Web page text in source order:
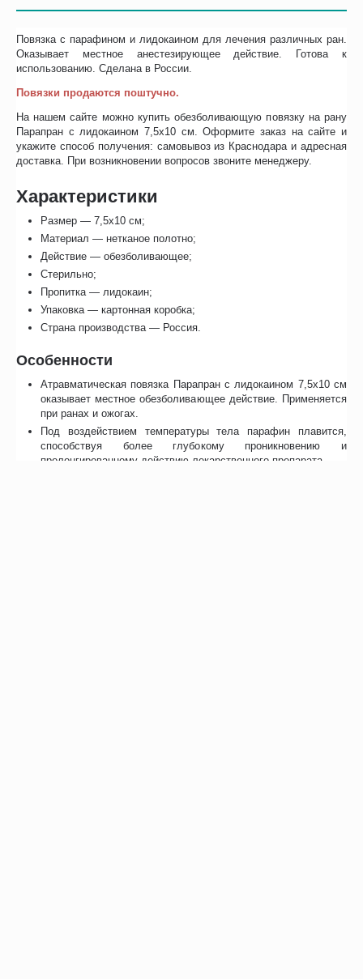
Повязка с парафином и лидокаином для лечения различных ран.
Оказывает местное анестезирующее действие. Готова к
использованию. Сделана в России.
Повязки продаются поштучно.
На нашем сайте можно купить обезболивающую повязку на рану
Парапран с лидокаином 7,5х10 см. Оформите заказ на сайте и
укажите способ получения: самовывоз из Краснодара и адресная
доставка. При возникновении вопросов звоните менеджеру.
Характеристики
Размер — 7,5х10 см;
Материал — нетканое полотно;
Действие — обезболивающее;
Стерильно;
Пропитка — лидокаин;
Упаковка — картонная коробка;
Страна производства — Россия.
Особенности
Атравматическая повязка Парапран с лидокаином 7,5х10 см
оказывает местное обезболивающее действие. Применяется
при ранах и ожогах.
Под воздействием температуры тела парафин плавится,
способствуя более глубокому проникновению и
пролонгированному действию лекарственного препарата.